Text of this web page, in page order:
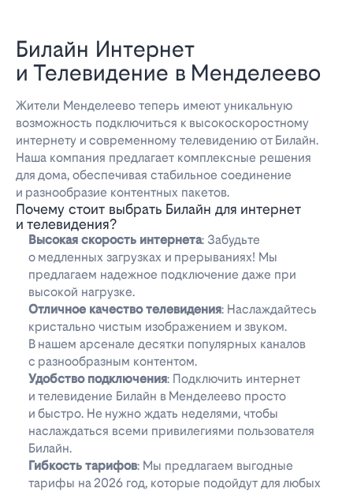
Билайн Интернет
и Телевидение в Менделеево
Жители Менделеево теперь имеют уникальную
возможность подключиться к высокоскоростному
интернету и современному телевидению от Билайн.
Наша компания предлагает комплексные решения
для дома, обеспечивая стабильное соединение
и разнообразие контентных пакетов.
Почему стоит выбрать Билайн для интернет
и телевидения?
Высокая скорость интернета: Забудьте
о медленных загрузках и прерываниях! Мы
предлагаем надежное подключение даже при
высокой нагрузке.
Отличное качество телевидения: Наслаждайтесь
кристально чистым изображением и звуком.
В нашем арсенале десятки популярных каналов
с разнообразным контентом.
Удобство подключения: Подключить интернет
и телевидение Билайн в Менделеево просто
и быстро. Не нужно ждать неделями, чтобы
наслаждаться всеми привилегиями пользователя
Билайн.
Гибкость тарифов: Мы предлагаем выгодные
тарифы на 2026 год, которые подойдут для любых